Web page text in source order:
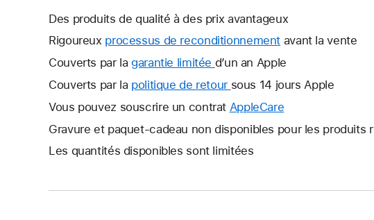
Des produits de qualité à des prix avantageux
Rigoureux processus de reconditionnement avant la vente
Couverts par la garantie limitée Une
nouvelle
s’ouvre.
d’un an Apple
Couverts par la politique de retour Une
nouvelle
s’ouvre.
sous 14 jours Apple
Vous pouvez souscrire un contrat AppleCare
nouvelle
Gravure et paquet-cadeau non disponibles pour les produits
Les quantités disponibles sont limitées